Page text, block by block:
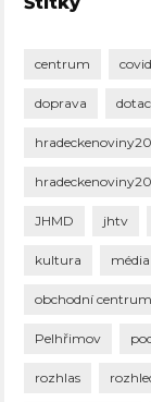
centrum covid
doprava
JHMD jhtv
kultura média
obchodní centrum
Pelhřimov
rozhlas